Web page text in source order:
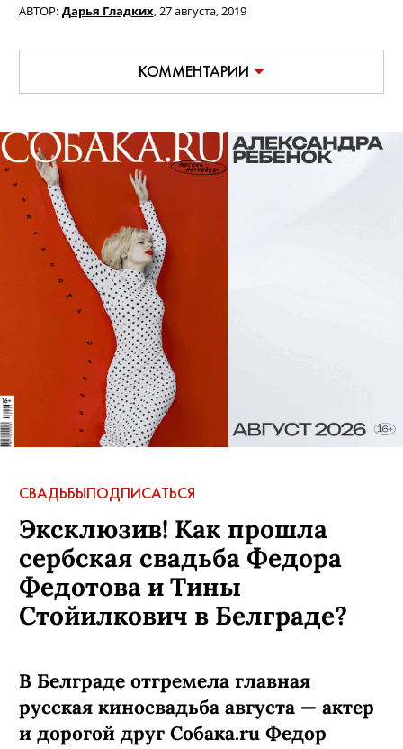
АВТОР: Дарья Гладких,27 августа, 2019
КОММЕНТАРИИ
СВАДЬБЫПОДПИСАТЬСЯ
Эксклюзив! Как прошла
сербская свадьба Федора
Федотова и Тины
Стойилкович в Белграде?
В Белграде отгремела главная
русская киносвадьба августа — актер
и дорогой друг Собака.ru Федор